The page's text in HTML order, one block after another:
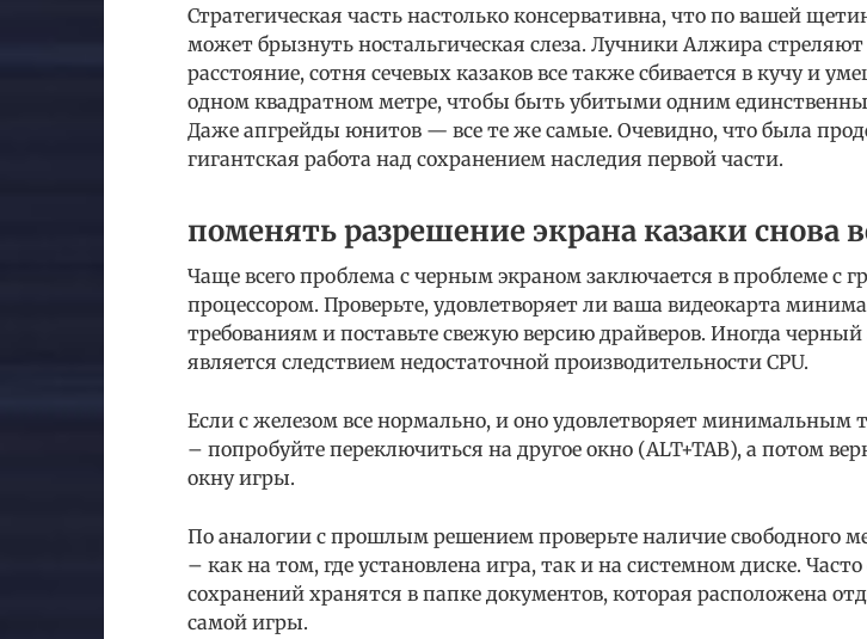
Стратегическая часть настолько консервативна, что по вашей
может брызнуть ностальгическая слеза. Лучники Алжира
расстояние, сотня сечевых казаков все также сбивается в кучу и
одном квадратном метре, чтобы быть убитыми одним
Даже апгрейды юнитов — все те же самые. Очевидно, что была
гигантская работа над сохранением наследия первой части.
поменять разрешение экрана казаки снова
Чаще всего проблема с черным экраном заключается в проблеме с
процессором. Проверьте, удовлетворяет ли ваша видеокарта
требованиям и поставьте свежую версию драйверов. Иногда черный
является следствием недостаточной производительности CPU.
Если с железом все нормально, и оно удовлетворяет минимальным
– попробуйте переключиться на другое окно (ALT+TAB), а потом
окну игры.
По аналогии с прошлым решением проверьте наличие свободного
– как на том, где установлена игра, так и на системном диске.
сохранений хранятся в папке документов, которая расположена
самой игры.